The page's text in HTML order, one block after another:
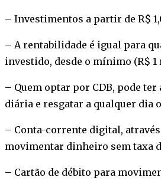
– Investimentos a partir de R$
– A rentabilidade é igual para
investido, desde o mínimo (R$ 1
– Quem optar por CDB, pode
diária e resgatar a qualquer dia
– Conta-corrente digital,
movimentar dinheiro sem taxa
– Cartão de débito para